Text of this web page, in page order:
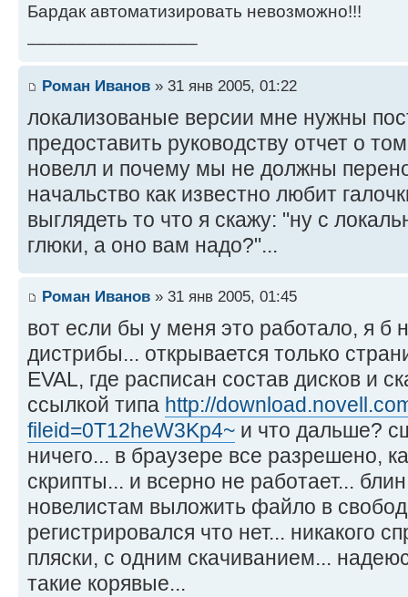
Бардак автоматизировать невозможно!!!
Роман Иванов » 31 янв 2005, 01:22
локализованые версии мне нужны
предоставить руководству отчет о
новелл и почему мы не должны
начальство как известно любит
выглядеть то что я скажу: "ну с
глюки, а оно вам надо?"...
Роман Иванов » 31 янв 2005, 01:45
вот если бы у меня это работало, я б
дистрибы... открывается только
EVAL, где расписан состав дисков и
ссылкой типа http://
fileid=0T12heW3Kp4~ и что дальше?
ничего... в браузере все разрешено,
скрипты... и всерно не работает...
новелистам выложить файло в
регистрировался что нет... никакого
пляски, с одним скачиванием...
такие корявые...